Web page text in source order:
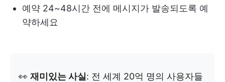
예약 24~48시간 전에 메시지가 발송되도록 예
약하세요
👀 재미있는 사실: 전 세계 20억 명의 사용자들